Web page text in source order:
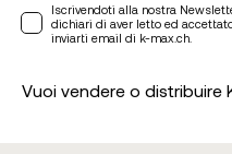
Iscrivendoti alla nostra
dichiari di aver letto ed
inviarti email di k-max.ch.
Vuoi vendere o distribuire